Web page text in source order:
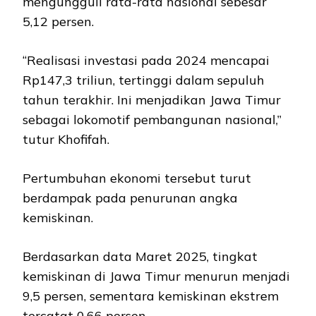
5,12 persen.
“Realisasi investasi pada 2024 mencapai
Rp147,3 triliun, tertinggi dalam sepuluh
tahun terakhir. Ini menjadikan Jawa Timur
sebagai lokomotif pembangunan nasional,”
tutur Khofifah.
Pertumbuhan ekonomi tersebut turut
berdampak pada penurunan angka
kemiskinan.
Berdasarkan data Maret 2025, tingkat
kemiskinan di Jawa Timur menurun menjadi
9,5 persen, sementara kemiskinan ekstrem